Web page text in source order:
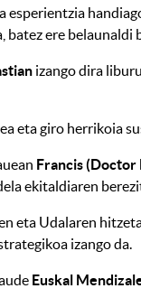
esperientzia
batez ere belaunaldi
izango dira
eta giro herrikoia
Francis (Doctor
ekitaldiaren
eta Udalaren
izango da.
Euskal